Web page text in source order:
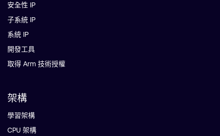
安全性 IP
子系統 IP
系統 IP
開發工具
取得 Arm 技術授權
架構
學習架構
CPU 架構